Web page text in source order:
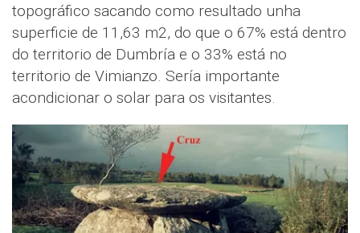
topográfico sacando como resultado unha
superficie de 11,63 m2, do que o 67% está dentro
do territorio de Dumbría e o 33% está no
territorio de Vimianzo. Sería importante
acondicionar o solar para os visitantes.